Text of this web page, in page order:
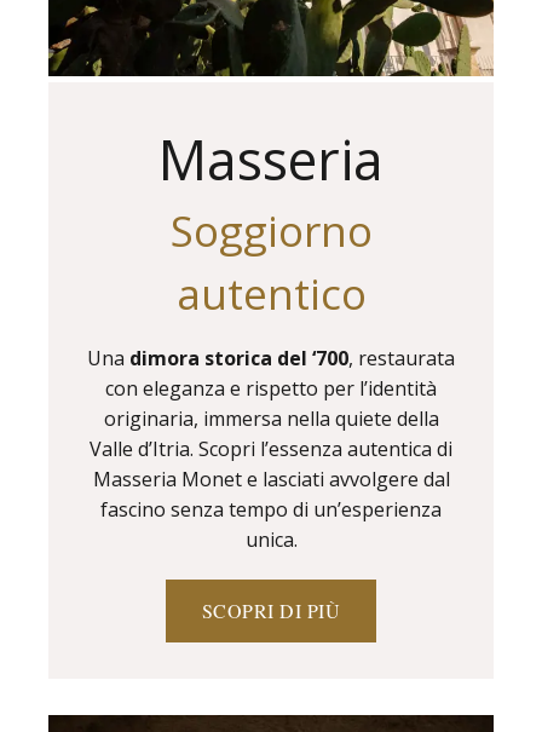
Masseria
Soggiorno
autentico
Una dimora storica del ‘700, restaurata
con eleganza e rispetto per l’identità
originaria, immersa nella quiete della
Valle d’Itria. Scopri l’essenza autentica di
Masseria Monet e lasciati avvolgere dal
fascino senza tempo di un’esperienza
unica.
SCOPRI DI PIÙ